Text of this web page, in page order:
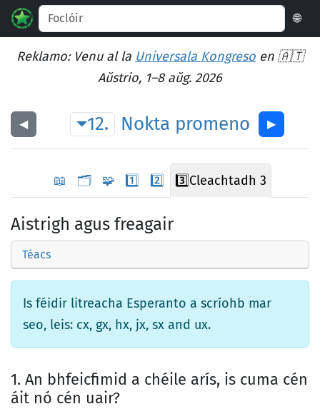
🌐
Reklamo: Venu al la Universala Kongreso en 🇦🇹
Aŭstrio, 1–8 aŭg. 2026
◀︎ 12. Nokta promeno ▶︎
📖 🗂️ 🧩 1️⃣ 2️⃣ 3️⃣Cleachtadh 3
Aistrigh agus freagair
Téacs
Is féidir litreacha Esperanto a scríohb mar
seo, leis: cx, gx, hx, jx, sx and ux.
1. An bhfeicfimid a chéile arís, is cuma cén
áit nó cén uair?